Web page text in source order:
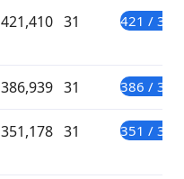
421,410 31 421 /
386,939 31 386 /
351,178 31 351 /